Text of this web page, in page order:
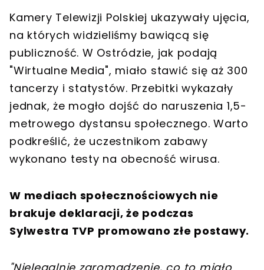
Kamery Telewizji Polskiej ukazywały ujęcia,
na których widzieliśmy bawiącą się
publiczność. W Ostródzie, jak podają
"Wirtualne Media", miało stawić się aż 300
tancerzy i statystów. Przebitki wykazały
jednak, że mogło dojść do naruszenia 1,5-
metrowego dystansu społecznego. Warto
podkreślić, że uczestnikom zabawy
wykonano testy na obecność wirusa.
W mediach społecznościowych nie
brakuje deklaracji, że podczas
Sylwestra TVP promowano złe postawy.